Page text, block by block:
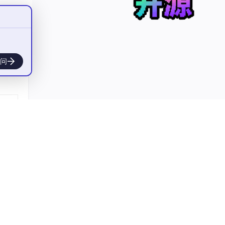
版】
等